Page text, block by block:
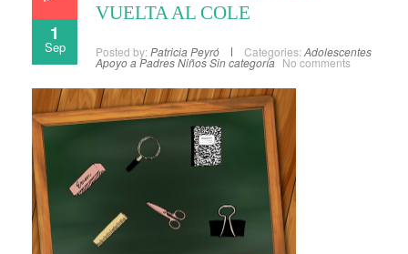
1
Sep
VUELTA AL COLE
Posted by: Patricia Peyró Categories: Adolescentes
Apoyo a PadresNiñosSin categoría No comments